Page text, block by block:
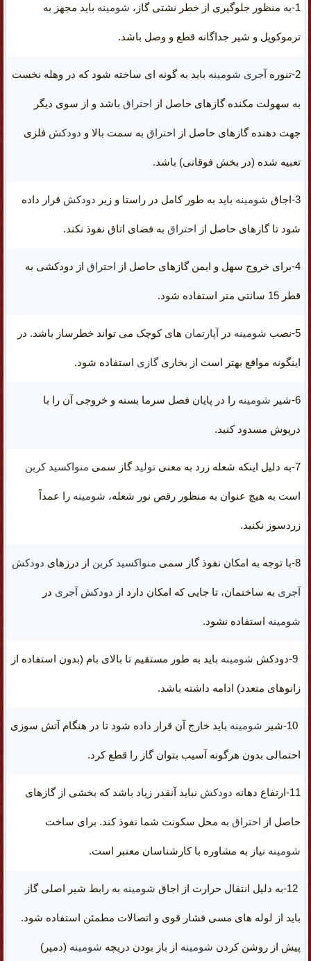
1-به منظور جلوگیری از خطر نشتی گاز، شومینه باید مجهز به
ترموکوپل و شیر جداگانه قطع و وصل باشد.
2- تنوره آجری شومینه باید به گونه ای ساخته شود که در وهله نخست
به سهولت مکنده گازهای حاصل از احتراق باشد و از سوی دیگر
جهت دهنده گازهای حاصل از احتراق به سمت بالا و دودکش فلزی
تعبیه شده (در بخش فوقانی) باشد.
3-اجاق شومینه باید به طور کامل در راستا و زیر دودکش قرار داده
شود تا گازهای حاصل از احتراق به فضای اتاق نفوذ نکند.
4-برای خروج سهل و ایمن گازهای حاصل از احتراق از دودکشی به
قطر 15 سانتی متر استفاده شود.
5-نصب شومینه در آپارتمان های کوچک می تواند خطرساز باشد. در
اینگونه مواقع بهتر است از بخاریگازی استفاده شود.
6-شیر شومینه را در پایان فصل سرما بسته و خروجی آن را با
درپوش مسدود کنید.
7-به دلیل اینکه شعله زرد به معنی تولید گاز سمی منواکسید کربن
است به هیچ عنوان به منظور رقص نور شعله، شومینه را عمداً
زردسوز نکنید.
8-با توجه به امکان نفوذ گاز سمی منواکسید کربن از درزهای دودکش
آجری به ساختمان، تا جایی که امکان دارد از دودکش آجری در
شومینه استفاده نشود.
شومینه باید به طور مستقیم تا بالای بام (بدون استفاده از
زانوهای متعدد) ادامه داشته باشد.
شیر شومینه باید خارج آن قرار داده شود تا در هنگام آتش سوزی
احتمالی بدون هرگونه آسیب بتوان گاز را قطع کرد.
11-ارتفاع دهانه دودکش نباید آنقدر زیاد باشد که بخشی از گازهای
حاصل از احتراق به محل سکونت شما نفوذ کند. برای ساخت
شومینه نیاز به مشاوره با کارشناسان معتبر است.
شومینه به رابط شیر اصلی گاز
باید از لوله های مسی فشار قوی و اتصالات مطمئن استفاده شود.
پیش از روشن کردن شومینه از باز بودن دریچه شومینه (دمپر)